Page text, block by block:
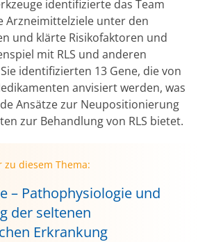
identifizierte das Team
Arzneimittelziele unter den
und klärte Risikofaktoren und
mit RLS und anderen
identifizierten 13 Gene, die von
anvisiert werden, was
Ansätze zur Neupositionierung
zur Behandlung von RLS bietet.
zu diesem Thema:
– Pathophysiologie und
der seltenen
Erkrankung